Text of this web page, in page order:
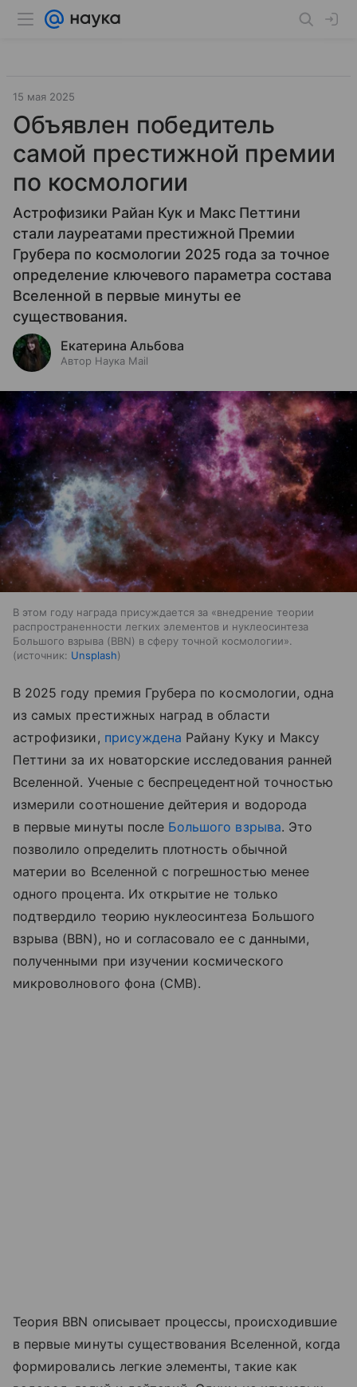
15 мая 2025
Объявлен победитель
самой престижной премии
по космологии
Астрофизики Райан Кук и Макс Петтини
стали лауреатами престижной Премии
Грубера по космологии 2025 года за точное
определение ключевого параметра состава
Вселенной в первые минуты ее
существования.
Екатерина Альбова
Автор Наука Mail
В этом году награда присуждается за «внедрение теории
распространенности легких элементов и нуклеосинтеза
Большого взрыва (BBN) в сферу точной космологии».
источник: Unsplash
В 2025 году премия Грубера по космологии, одна
из самых престижных наград в области
астрофизики, присуждена Райану Куку и Максу
Петтини за их новаторские исследования ранней
Вселенной. Ученые с беспрецедентной точностью
измерили соотношение дейтерия и водорода
в первые минуты после Большого взрыва. Это
позволило определить плотность обычной
материи во Вселенной с погрешностью менее
одного процента. Их открытие не только
подтвердило теорию нуклеосинтеза Большого
взрыва (BBN), но и согласовало ее с данными,
полученными при изучении космического
микроволнового фона (CMB).
Теория BBN описывает процессы, происходившие
в первые минуты существования Вселенной, когда
формировались легкие элементы, такие как